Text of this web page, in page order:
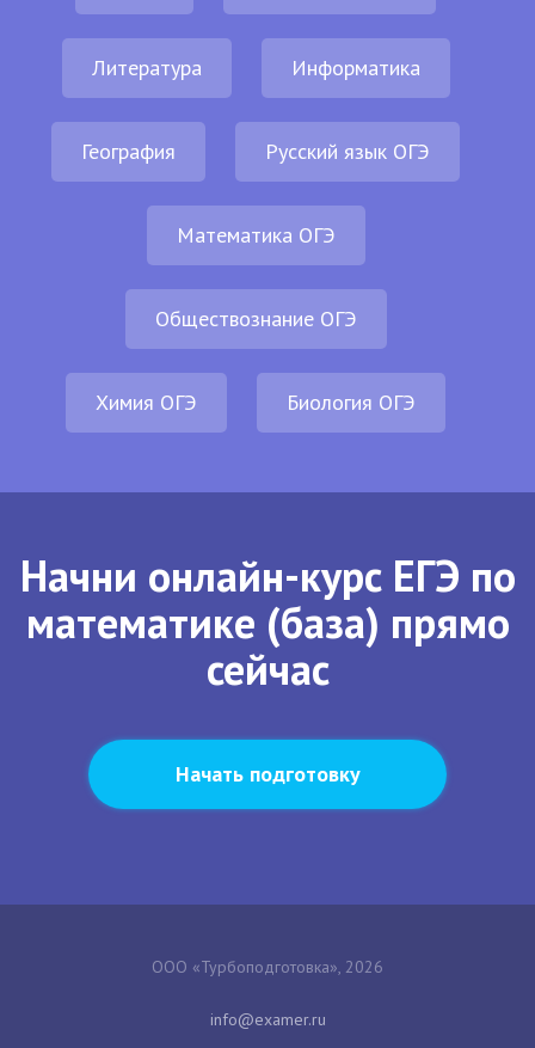
Литература Информатика
География Русский язык ОГЭ
Математика ОГЭ
Обществознание ОГЭ
Химия ОГЭ Биология ОГЭ
Начни онлайн-курс ЕГЭ по
математике (база) прямо
сейчас
Начать подготовку
ООО «Турбоподготовка», 2026